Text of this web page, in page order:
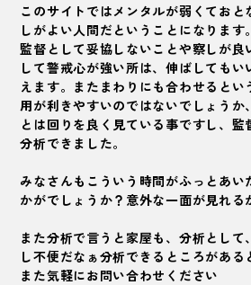
このサイトではメンタルが弱くてお
しがよい人間だということになります。
監督として妥協しないことや察しが良
して警戒心が強い所は、伸ばしても
えます。またまわりにも合わせると
用が利きやすいのではないでしょうか
とは回りを良く見ている事ですし、監
分析できました。
みなさんもこういう時間がふっとあい
かがでしょうか？意外な一面が見れる
また分析で言うと家屋も、分析とし
し不便だなぁ分析できるところがある
また気軽にお問い合わせください